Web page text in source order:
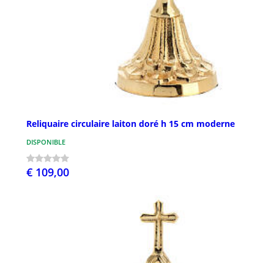
Reliquaire circulaire laiton doré h 15 cm moderne
DISPONIBLE
€ 109,00